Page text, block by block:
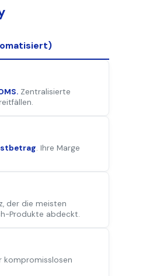
Zentralisierte
. Ihre Marge
der die meisten
Produkte abdeckt.
kompromisslosen